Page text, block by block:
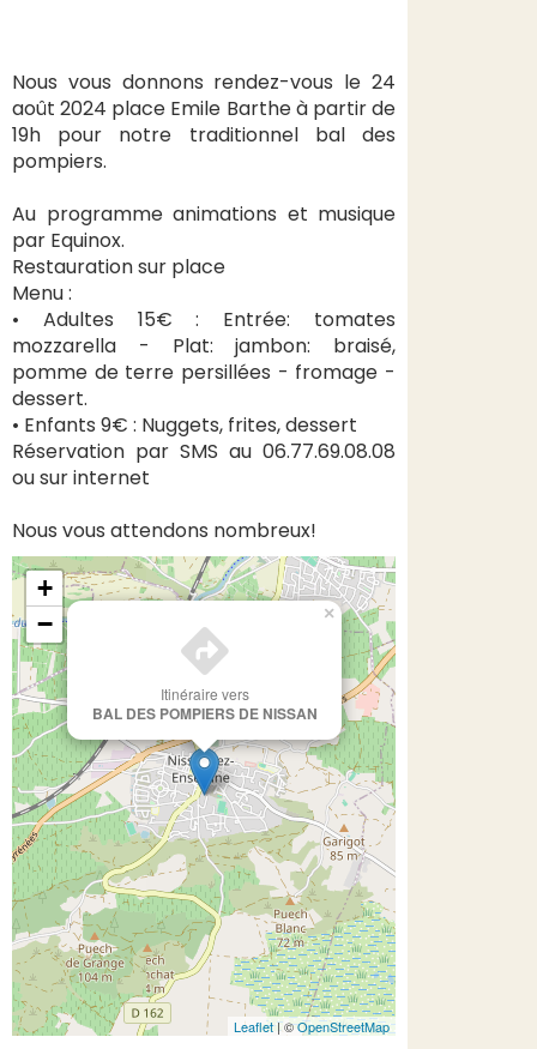
Nous vous donnons rendez-vous le 24
août 2024 place Emile Barthe à partir de
19h pour notre traditionnel bal des
pompiers.
Au programme animations et musique
par Equinox.
Restauration sur place
Menu :
• Adultes 15€ : Entrée: tomates
mozzarella - Plat: jambon: braisé,
pomme de terre persillées - fromage -
dessert.
• Enfants 9€ : Nuggets, frites, dessert
Réservation par SMS au 06.77.69.08.08
ou sur internet
Nous vous attendons nombreux!
Itinéraire vers
BAL DES POMPIERS DE NISSAN
×
+
−
Leaflet| ©OpenStreetMap